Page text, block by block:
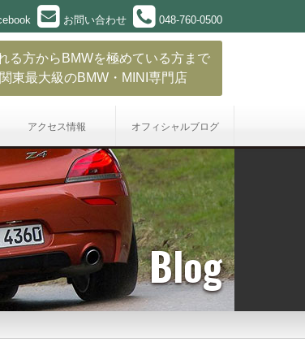
お問い合わせ 048-760-0500
る方からBMWを極めている方まで
東最大級のBMW・MINI専門店
アクセス情報 オフィシャルブログ
Blog